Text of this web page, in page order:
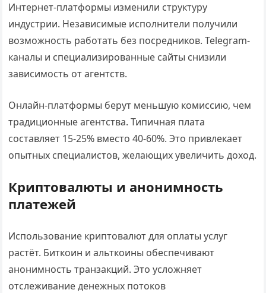
Интернет-платформы изменили структуру
индустрии. Независимые исполнители получили
возможность работать без посредников. Telegram-
каналы и специализированные сайты снизили
зависимость от агентств.
Онлайн-платформы берут меньшую комиссию, чем
традиционные агентства. Типичная плата
составляет 15-25% вместо 40-60%. Это привлекает
опытных специалистов, желающих увеличить доход.
Криптовалюты и анонимность
платежей
Использование криптовалют для оплаты услуг
растёт. Биткоин и альткоины обеспечивают
анонимность транзакций. Это усложняет
отслеживание денежных потоков